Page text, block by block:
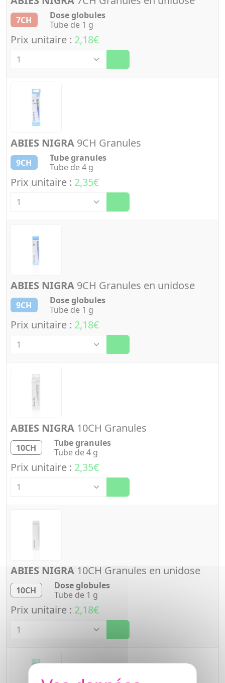
7CH
Dose globules
Tube de 1 g
Prix unitaire : 2,18€
ABIES NIGRA 9CH Granules
9CH
Tube granules
Tube de 4 g
Prix unitaire : 2,35€
ABIES NIGRA 9CH Granules en unidose
9CH
Dose globules
Tube de 1 g
Prix unitaire : 2,18€
ABIES NIGRA 10CH Granules
10CH
Tube granules
Tube de 4 g
Prix unitaire : 2,35€
ABIES NIGRA 10CH Granules en unidose
10CH
Dose globules
Tube de 1 g
Prix unitaire : 2,18€